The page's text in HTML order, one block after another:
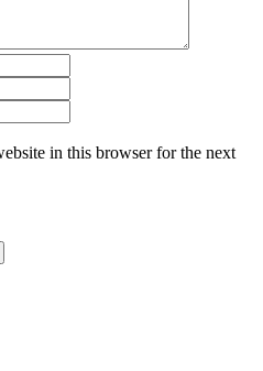
in this browser for the next